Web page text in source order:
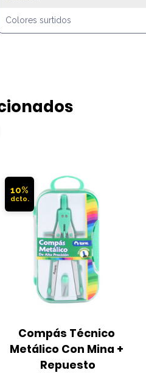
Colores surtidos
10%
Compás Técnico
Metálico Con Mina +
Repuesto